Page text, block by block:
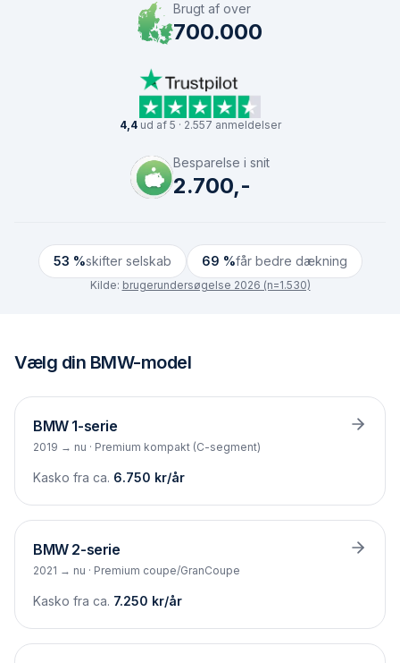
Brugt af over
700.000
4,4ud af 5 · 2.557 anmeldelser
Besparelse i snit
2.700,-
53 %skifter selskab 69 %får bedre dækning
Kilde: brugerundersøgelse 2026 (n=1.530)
Vælg din BMW-model
BMW 1-serie
2019 → nu · Premium kompakt (C-segment)
Kasko fra ca. 6.750 kr/år
BMW 2-serie
2021 → nu · Premium coupe/GranCoupe
Kasko fra ca. 7.250 kr/år